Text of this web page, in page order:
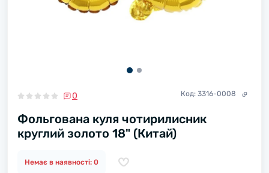
0 Код: 3316-0008
Фольгована куля чотирилисник
круглий золото 18" (Китай)
Немає в наявності: 0